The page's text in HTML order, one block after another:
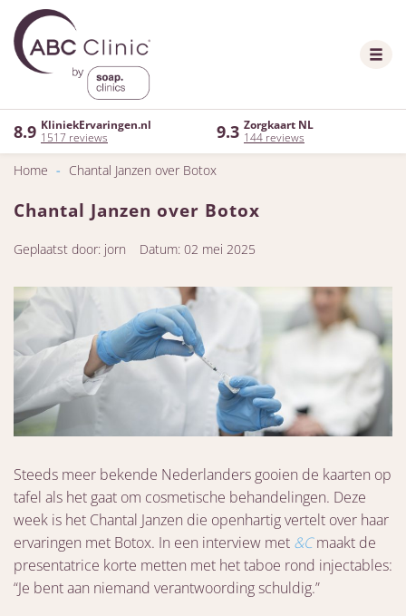
8.9 KliniekErvaringen.nl
1517 reviews
9.3 Zorgkaart NL
144 reviews
Home - Chantal Janzen over Botox
Chantal Janzen over Botox
Geplaatst door: jorn Datum: 02 mei 2025
Steeds meer bekende Nederlanders gooien de kaarten op
tafel als het gaat om cosmetische behandelingen. Deze
week is het Chantal Janzen die openhartig vertelt over haar
ervaringen met Botox. In een interview met &Cmaakt de
presentatrice korte metten met het taboe rond injectables:
“Je bent aan niemand verantwoording schuldig.”